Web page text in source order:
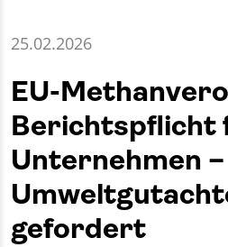
25.02.2026
EU-
Berichtspflicht
Unternehmen –
gefordert